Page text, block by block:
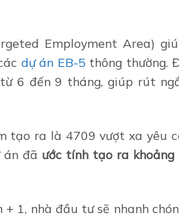
Employment Area)
dự án EB-5 thông thường.
6 đến 9 tháng, giúp rút
tạo ra là 4709 vượt xa yêu
án đã ước tính tạo ra khoảng
1, nhà đầu tư sẽ nhanh